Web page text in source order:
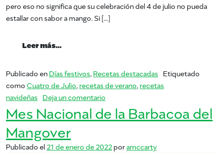
pero eso no significa que su celebración del 4 de julio no pueda
estallar con sabor a mango. Si […]
Leer más…
Publicado enDías festivos Recetas destacadas Etiquetado
como Cuatro de Julio recetas de verano recetas
navideñas Deja un comentario
Mes Nacional de la Barbacoa del
Mangover
Publicado el 21 de enero de 2022poramccarty